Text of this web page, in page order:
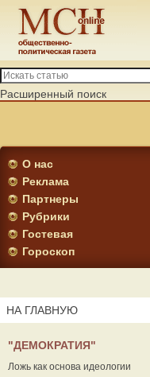
Расширенный поиск
О нас
Реклама
Партнеры
Рубрики
Гостевая
Гороскоп
НА ГЛАВНУЮ
"ДЕМОКРАТИЯ"
Ложь как основа идеологии